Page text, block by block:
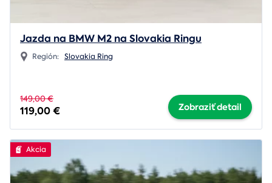
Jazda na BMW M2 na Slovakia Ringu
Región: Slovakia Ring
149,00 €
119,00 € Zobraziť detail
Akcia